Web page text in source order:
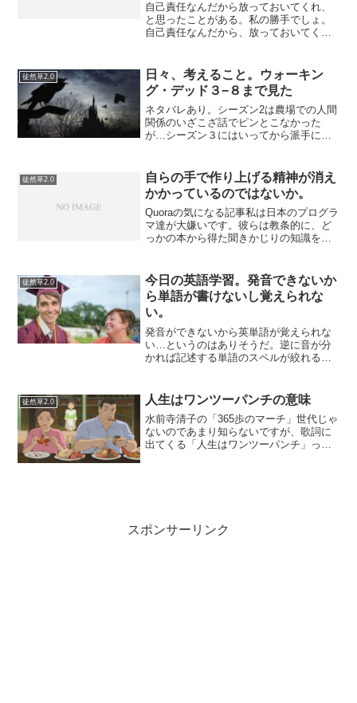
自己責任なんだから放っておいてくれ、
と思ったことがある。私の勝手でしょ。
自己責任なんだから、放っておいてくれ
ているわけではない。自己責任なんだか
ら放っておけ、というのと...
徒然草2.0
日々、考えること。ウォーキン
グ・デッド３−８まで見た
ネタバレあり。シーズン2は農場での人間
関係のいざこざ話でピンとこなかった
が…シーズン３にはいってから派手にド
リックと、独裁的な街を作った総督との
対決話が軸だと思われる。...
徒然草2.0
自らの手で作り上げる精神が消え
かかっているのではないか。
Quoraの気になる記事私は日本のプログラ
マ達が大嫌いです。彼らは教条的に、ど
っかの本から得た聞きかじりの知識を振
を作りません。これをどう思いますか？
メールでたまにQu...
徒然草2.0
今日の英語学習。発音できないか
ら単語が書けないし覚えられな
い。
発音ができないから英単語が覚えられな
い…というのはありそうだ。逆に音が分
かれば記述する単語のスペルが絞れると
thirty......
徒然草2.0 人生はワンツーパンチの意味
水前寺清子の「365歩のマーチ」世代じゃ
ないのであまり知らないですが、歌詞に
出てくる「人生はワンツーパンチ」って
スポンサーリンク